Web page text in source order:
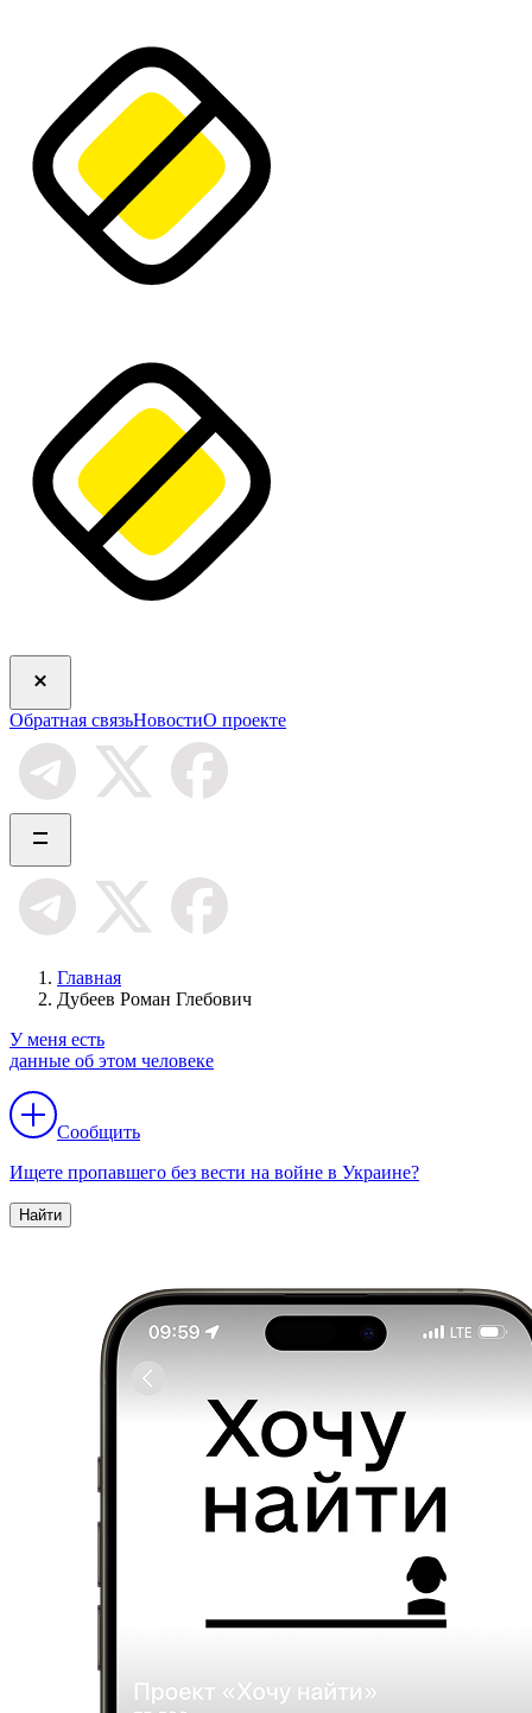
Обратная связьНовостиО проекте
Главная
Дубеев Роман Глебович
У меня есть
данные об этом человеке
Сообщить
Ищете пропавшего без вести на войне в Украине?
Найти